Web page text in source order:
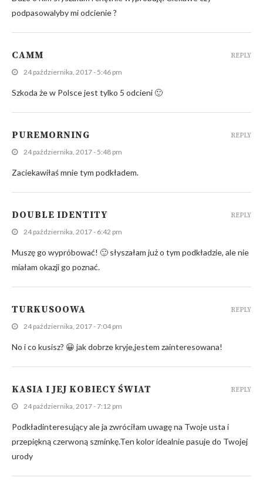
podpasowalyby mi odcienie ?
CAMM
24 października, 2017 - 5:46 pm
Szkoda że w Polsce jest tylko 5 odcieni 🙂
REPLY
PUREMORNING
24 października, 2017 - 5:48 pm
Zaciekawiłaś mnie tym podkładem.
REPLY
DOUBLE IDENTITY
24 października, 2017 - 6:42 pm
Muszę go wypróbować! 🙂 słyszałam już o tym podkładzie, ale nie
miałam okazji go poznać.
REPLY
TURKUSOOWA
24 października, 2017 - 7:04 pm
No i co kusisz? 😀 jak dobrze kryje,jestem zainteresowana!
REPLY
KASIA I JEJ KOBIECY ŚWIAT
24 października, 2017 - 7:12 pm
Podkładinteresujący ale ja zwróciłam uwagę na Twoje usta i
przepiękną czerwoną szminkę.Ten kolor idealnie pasuje do Twojej
urody
REPLY